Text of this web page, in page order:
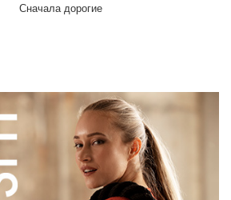
Сначала дорогие